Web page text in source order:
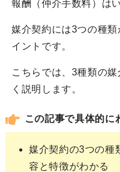
報酬（仲介手数料）は
媒介契約には3つの種
イントです。
こちらでは、3種類の
く説明します。
この記事で具体的に
媒介契約の3つの種
容と特徴がわかる